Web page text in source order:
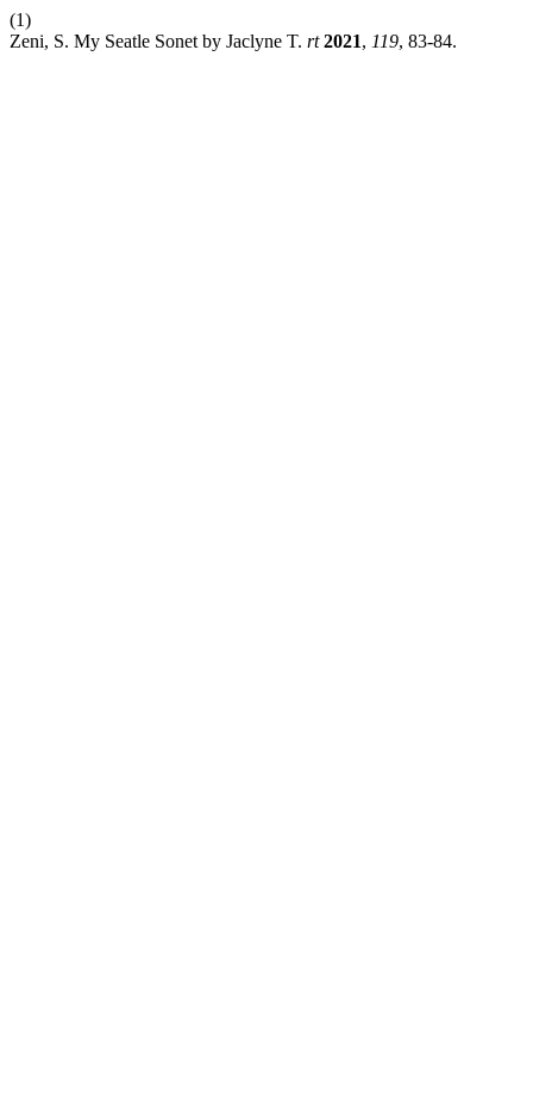
(1)
Zeni, S. My Seatle Sonet by Jaclyne T. rt 2021, 119, 83-84.